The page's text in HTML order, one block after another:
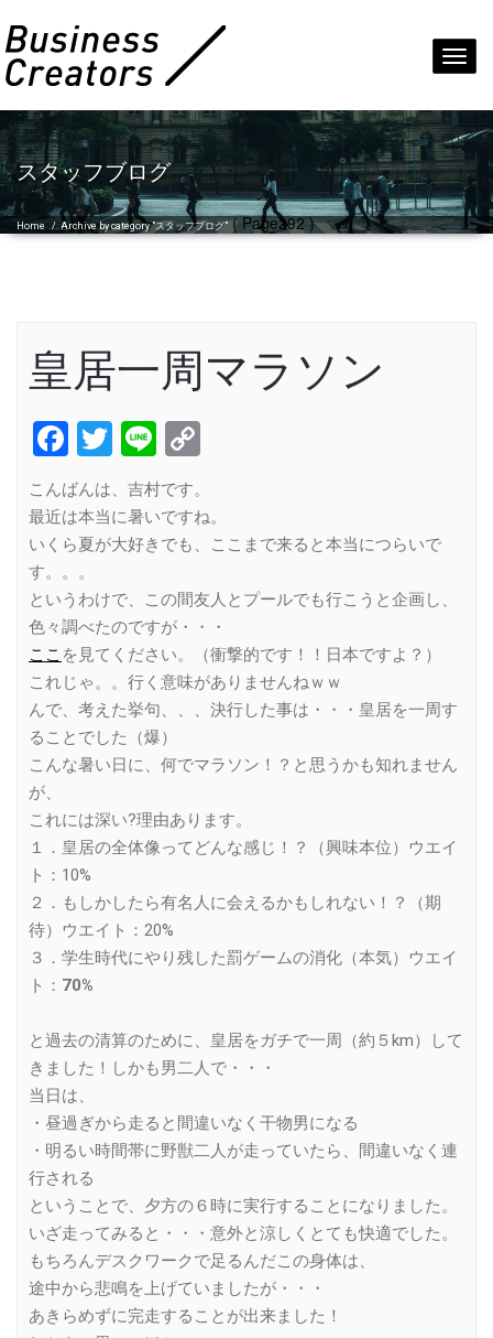
スタッフブログ
Home /Archive by category "スタッフブログ"( Page292 )
皇居一周マラソン
Facebook
Twitter
Line
こんばんは、吉村です。
最近は本当に暑いですね。
いくら夏が大好きでも、ここまで来ると本当につらいで
す。。。
というわけで、この間友人とプールでも行こうと企画し、
色々調べたのですが・・・
ここ を見てください。（衝撃的です！！日本ですよ？）
これじゃ。。行く意味がありませんねｗｗ
んで、考えた挙句、、、決行した事は・・・皇居を一周す
ることでした（爆）
こんな暑い日に、何でマラソン！？と思うかも知れません
が、
これには深い?理由あります。
１．皇居の全体像ってどんな感じ！？（興味本位）ウエイ
ト：10%
２．もしかしたら有名人に会えるかもしれない！？（期
待）ウエイト：20%
３．学生時代にやり残した罰ゲームの消化（本気）ウエイ
ト： 70%
と過去の清算のために、皇居をガチで一周（約５km）して
きました！しかも男二人で・・・
当日は、
・昼過ぎから走ると間違いなく干物男になる
・明るい時間帯に野獣二人が走っていたら、間違いなく連
行される
ということで、夕方の６時に実行することになりました。
いざ走ってみると・・・意外と涼しくとても快適でした。
もちろんデスクワークで足るんだこの身体は、
途中から悲鳴を上げていましたが・・・
あきらめずに完走することが出来ました！